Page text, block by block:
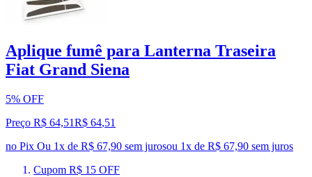
Aplique fumê para Lanterna Traseira
Fiat Grand Siena
5% OFF
Preço R$ 64,51R$ 64,51
no Pix Ou 1x de R$ 67,90 sem jurosou 1x de R$ 67,90 sem juros
Cupom R$ 15 OFF